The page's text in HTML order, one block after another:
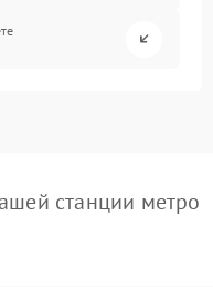
станции метро